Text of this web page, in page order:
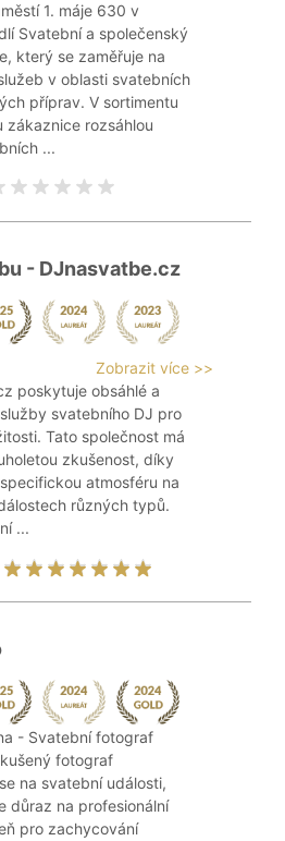
1. máje 630 v
Svatební a společenský
který se zaměřuje na
v oblasti svatebních
příprav. V sortimentu
zákaznice rozsáhlou
...
- DJnasvatbe.cz
Zobrazit více >>
poskytuje obsáhlé a
svatebního DJ pro
Tato společnost má
zkušenost, díky
atmosféru na
různých typů.
...
- Svatební fotograf
fotograf
na svatební události,
důraz na profesionální
pro zachycování